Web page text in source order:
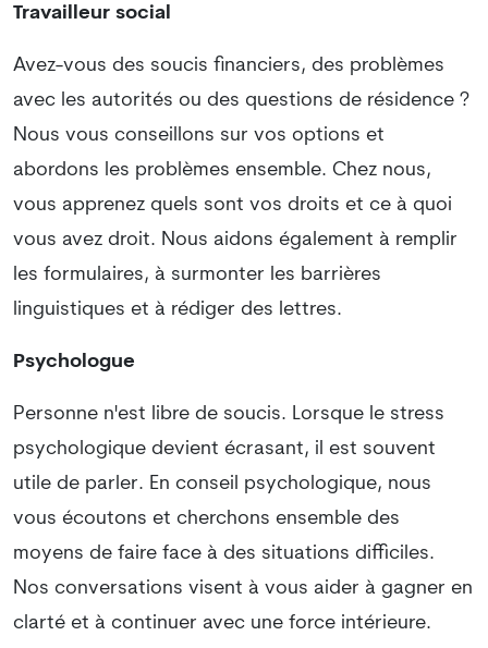
Travailleur social
Avez-vous des soucis financiers, des problèmes
avec les autorités ou des questions de résidence ?
Nous vous conseillons sur vos options et
abordons les problèmes ensemble. Chez nous,
vous apprenez quels sont vos droits et ce à quoi
vous avez droit. Nous aidons également à remplir
les formulaires, à surmonter les barrières
linguistiques et à rédiger des lettres.
Psychologue
Personne n'est libre de soucis. Lorsque le stress
psychologique devient écrasant, il est souvent
utile de parler. En conseil psychologique, nous
vous écoutons et cherchons ensemble des
moyens de faire face à des situations difficiles.
Nos conversations visent à vous aider à gagner en
clarté et à continuer avec une force intérieure.